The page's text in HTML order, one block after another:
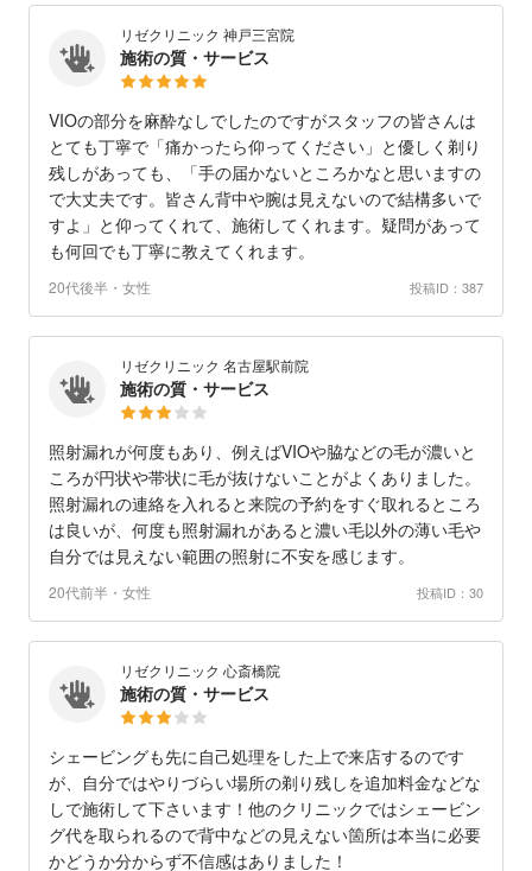
リゼクリニック 神戸三宮院
施術の質・サービス
VIOの部分を麻酔なしでしたのですがスタッフの皆さんは
とても丁寧で「痛かったら仰ってください」と優しく剃り
残しがあっても、「手の届かないところかなと思いますの
で大丈夫です。皆さん背中や腕は見えないので結構多いで
すよ」と仰ってくれて、施術してくれます。疑問があって
も何回でも丁寧に教えてくれます。
20代後半・女性 投稿ID：387
リゼクリニック 名古屋駅前院
施術の質・サービス
照射漏れが何度もあり、例えばVIOや脇などの毛が濃いと
ころが円状や帯状に毛が抜けないことがよくありました。
照射漏れの連絡を入れると来院の予約をすぐ取れるところ
は良いが、何度も照射漏れがあると濃い毛以外の薄い毛や
自分では見えない範囲の照射に不安を感じます。
20代前半・女性 投稿ID：30
リゼクリニック 心斎橋院
施術の質・サービス
シェービングも先に自己処理をした上で来店するのです
が、自分ではやりづらい場所の剃り残しを追加料金などな
しで施術して下さいます！他のクリニックではシェービン
グ代を取られるので背中などの見えない箇所は本当に必要
かどうか分からず不信感はありました！